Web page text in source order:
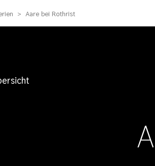
> Aare bei Rothrist